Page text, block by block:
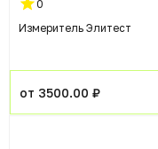
0
Измеритель Элитест
от 3500.00 ₽